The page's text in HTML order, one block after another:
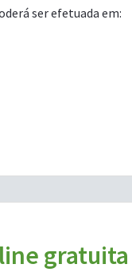
ser efetuada em: